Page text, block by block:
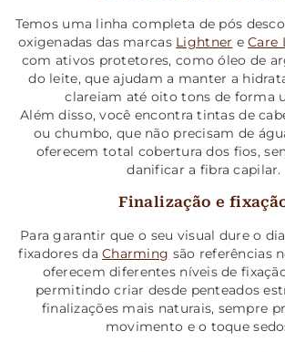
Temos uma linha completa de pós
oxigenadas das marcas Lightner eCare
com ativos protetores, como óleo de
do leite, que ajudam a manter a
clareiam até oito tons de forma
Além disso, você encontra tintas de
ou chumbo, que não precisam de
oferecem total cobertura dos fios,
danificar a fibra capilar.
Finalização e
Para garantir que o seu visual dure o
fixadores daCharming são referências
oferecem diferentes níveis de
permitindo criar desde penteados
finalizações mais naturais, sempre
movimento e o toque